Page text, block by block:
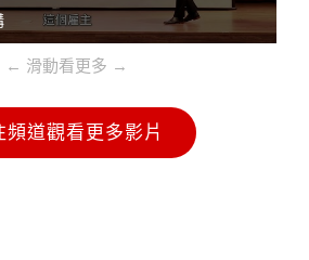
← 滑動看更多 →
頻道觀看更多影片